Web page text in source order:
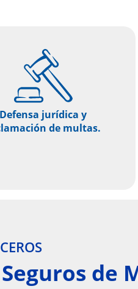
Defensa jurídica y
de multas.
de